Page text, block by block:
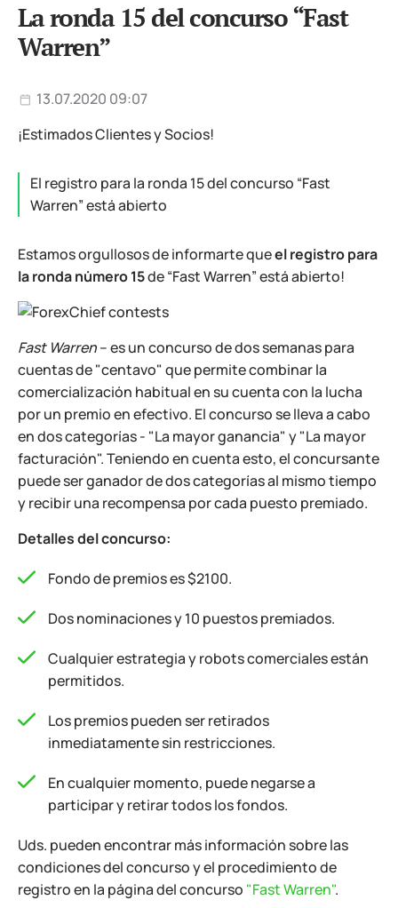
La ronda 15 del concurso “Fast
Warren”
13.07.2020 09:07
¡Estimados Clientes y Socios!
El registro para la ronda 15 del concurso “Fast
Warren” está abierto
Estamos orgullosos de informarte queel registro para
la ronda número 15de “Fast Warren” está abierto!
Fast Warren– es un concurso de dos semanas para
cuentas de "centavo" que permite combinar la
comercialización habitual en su cuenta con la lucha
por un premio en efectivo. El concurso se lleva a cabo
en dos categorías - "La mayor ganancia" y "La mayor
facturación". Teniendo en cuenta esto, el concursante
puede ser ganador de dos categorías al mismo tiempo
y recibir una recompensa por cada puesto premiado.
Detalles del concurso:
Fondo de premios es $2100.
Dos nominaciones y 10 puestos premiados.
Cualquier estrategia y robots comerciales están
permitidos.
Los premios pueden ser retirados
inmediatamente sin restricciones.
En cualquier momento, puede negarse a
participar y retirar todos los fondos.
Uds. pueden encontrar más información sobre las
condiciones del concurso y el procedimiento de
registro en la página del concurso "Fast Warren".